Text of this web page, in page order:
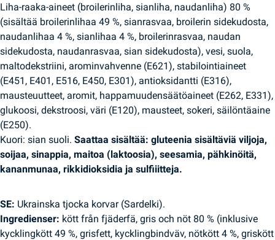
Liha-raaka-aineet (broilerinliha, sianliha, naudanliha) 80 %
(sisältää broilerinlihaa 49 %, sianrasvaa, broilerin sidekudosta,
naudanlihaa 4 %, sianlihaa 4 %, broilerinrasvaa, naudan
sidekudosta, naudanrasvaa, sian sidekudosta), vesi, suola,
maltodekstriini, arominvahvenne (E621), stabilointiaineet
(E451, E401, E516, E450, E301), antioksidantti (E316),
mausteuutteet, aromit, happamuudensäätöaineet (E262, E331),
glukoosi, dekstroosi, väri (E120), mausteet, sokeri, säilöntäaine
(E250).
Kuori: sian suoli. Saattaa sisältää: gluteenia sisältäviä viljoja,
soijaa, sinappia, maitoa (laktoosia), seesamia, pähkinöitä,
kananmunaa, rikkidioksidia ja sulfiiitteja.
SE: Ukrainska tjocka korvar (Sardelki).
Ingredienser: kött från fjäderfä, gris och nöt 80 % (inklusive
kycklingkött 49 %, grisfett, kycklingbindväv, nötkött 4 %, griskött